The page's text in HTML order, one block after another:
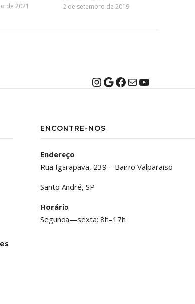
de 2021 2 de setembro de 2019
Instagram
Google
Facebook
E-mailYoutube
ENCONTRE-NOS
Endereço
Rua Igarapava, 239 – Bairro Valparaiso
Santo André, SP
Horário
Segunda—sexta: 8h–17h